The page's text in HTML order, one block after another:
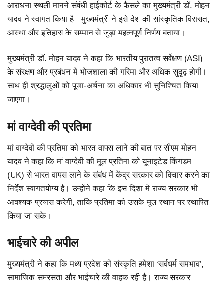
आराधना स्थली मानने संबंधी हाईकोर्ट के फैसले का मुख्यमंत्री डॉ. मोहन
यादव ने स्वागत किया है। मुख्यमंत्री ने इसे देश की सांस्कृतिक विरासत,
आस्था और इतिहास के सम्मान से जुड़ा महत्वपूर्ण निर्णय बताया।
मुख्यमंत्री डॉ. मोहन यादव ने कहा कि भारतीय पुरातत्व सर्वेक्षण (ASI)
के संरक्षण और प्रबंधन में भोजशाला की गरिमा और अधिक सुदृढ़ होगी।
साथ ही श्रद्धालुओं को पूजा-अर्चना का अधिकार भी सुनिश्चित किया
जाएगा।
मां वाग्देवी की प्रतिमा
मां वाग्देवी की प्रतिमा को भारत वापस लाने की बात पर सीएम मोहन
यादव ने कहा कि मां वाग्देवी की मूल प्रतिमा को यूनाइटेड किंगडम
(UK) से भारत वापस लाने के संबंध में केंद्र सरकार को विचार करने का
निर्देश स्वागतयोग्य है। उन्होंने कहा कि इस दिशा में राज्य सरकार भी
आवश्यक प्रयास करेगी, ताकि प्रतिमा को उसके मूल स्थान पर स्थापित
किया जा सके।
भाईचारे की अपील
मुख्यमंत्री ने कहा कि मध्य प्रदेश की संस्कृति हमेशा ‘सर्वधर्म समभाव’,
सामाजिक समरसता और भाईचारे की वाहक रही है। राज्य सरकार